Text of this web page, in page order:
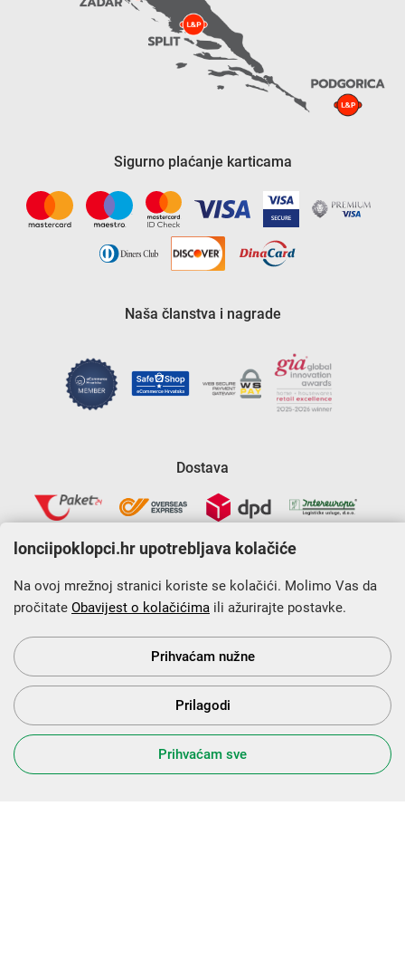
Sigurno plaćanje karticama
Naša članstva i nagrade
Dostava
Krajnji primatelj financijskog instrumenta sufinanciranog iz
Europskog fonda za regionalni razvoj u sklopu Operativnog
programa „Konkurentnost i kohezija”.
s Vama od 2014. godine!
lonciipoklopci.hr upotrebljava kolačiće
Na ovoj mrežnoj stranici koriste se kolačići. Molimo Vas da
pročitate Obavijest o kolačićima ili ažurirajte postavke.
Prihvaćam nužne
Prilagodi
Prihvaćam sve